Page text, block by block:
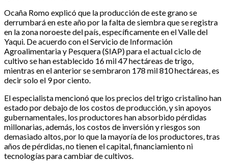
Ocaña Romo explicó que la producción de este grano se
derrumbará en este año por la falta de siembra que se registra
en la zona noroeste del país, específicamente en el Valle del
Yaqui. De acuerdo con el Servicio de Información
Agroalimentaria y Pesquera (SIAP) para el actual ciclo de
cultivo se han establecido 16 mil 47 hectáreas de trigo,
mientras en el anterior se sembraron 178 mil 810 hectáreas, es
decir solo el 9 por ciento.
El especialista mencionó que los precios del trigo cristalino han
estado por debajo de los costos de producción, y sin apoyos
gubernamentales, los productores han absorbido pérdidas
millonarias, además, los costos de inversión y riesgos son
demasiado altos, por lo que la mayoría de los productores, tras
años de pérdidas, no tienen el capital, financiamiento ni
tecnologías para cambiar de cultivos.